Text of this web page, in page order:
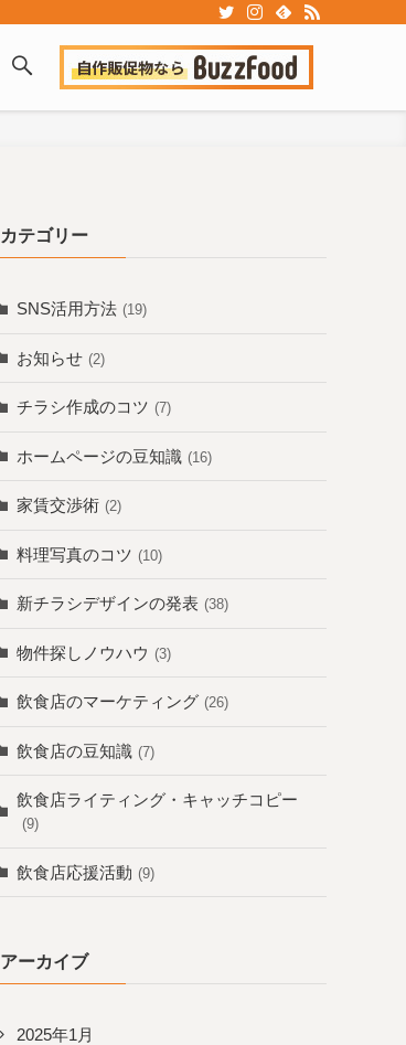
カテゴリー
SNS活用方法 (19)
お知らせ (2)
チラシ作成のコツ (7)
ホームページの豆知識 (16)
家賃交渉術 (2)
料理写真のコツ (10)
新チラシデザインの発表 (38)
物件探しノウハウ (3)
飲食店のマーケティング (26)
飲食店の豆知識 (7)
飲食店ライティング・キャッチコピー
(9)
飲食店応援活動 (9)
アーカイブ
2025年1月